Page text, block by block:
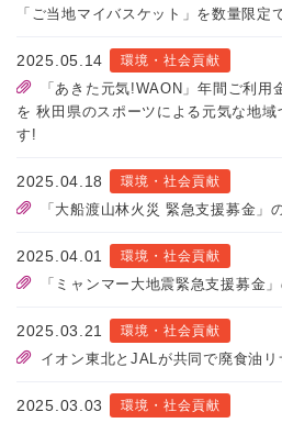
「ご当地マイバスケット」を数量限定
2025.05.14 環境・社会貢献
「あきた元気!WAON」年間ご利
を 秋田県のスポーツによる元気な地域
す!
2025.04.18 環境・社会貢献
「大船渡山林火災 緊急支援募金」
2025.04.01 環境・社会貢献
「ミャンマー大地震緊急支援募金
2025.03.21 環境・社会貢献
イオン東北とJALが共同で廃食油
2025.03.03 環境・社会貢献